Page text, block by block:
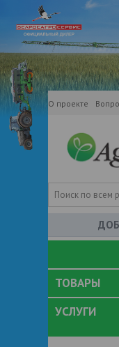
О проекте
ТОВАРЫ
УСЛУГИ